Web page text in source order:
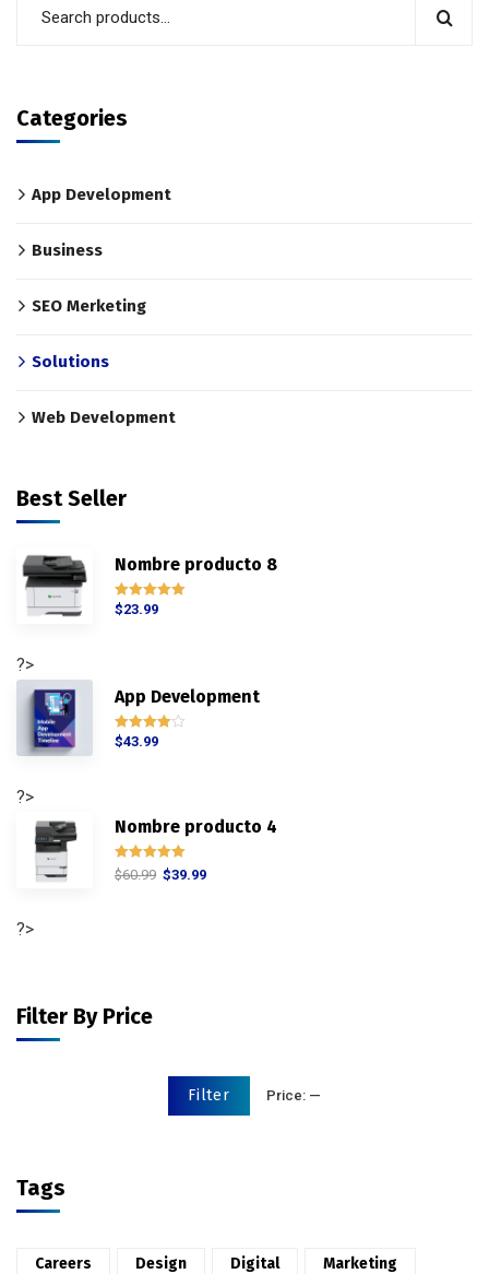
Categories
App Development
Business
SEO Merketing
Solutions
Web Development
Best Seller
Nombre producto 8
Rated5.00
$23.99
?>
App Development
Rated4.00
$43.99
?>
Nombre producto 4
Rated5.00
out of 5
$60.99 $39.99
?>
Filter By Price
Filter Price: —
Tags
Careers Design Digital Marketing